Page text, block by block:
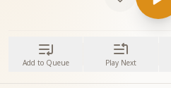
Add to Queue Play Next